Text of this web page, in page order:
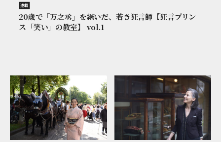
連載
20歳で「万之丞」を継いだ、若き狂言師【狂言プリン
ス「笑い」の教室】 vol.1